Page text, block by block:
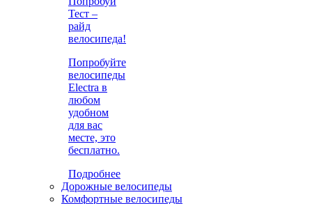
Тест –
райд
велосипеда!
Попробуйте
велосипеды
Electra в
любом
удобном
для вас
месте, это
бесплатно.
Подробнее
Дорожные велосипеды
Комфортные велосипеды